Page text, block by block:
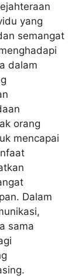
yang
semangat
dalam
orang
mencapai
Dalam
sama